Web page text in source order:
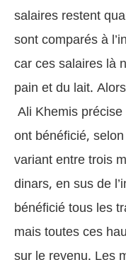
salaires restent
sont comparés à
car ces salaires là
pain et du lait.
Ali Khemis
ont bénéficié,
variant entre trois
dinars, en sus de
bénéficié tous les
mais toutes ces